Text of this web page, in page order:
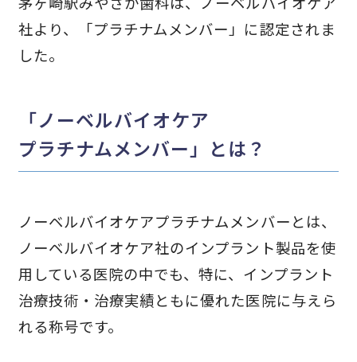
社より、「プラチナムメンバー」に認定されま
した。
「ノーベルバイオケア
プラチナムメンバー」とは？
ノーベルバイオケアプラチナムメンバーとは、
ノーベルバイオケア社のインプラント製品を使
用している医院の中でも、特に、インプラント
治療技術・治療実績ともに優れた医院に与えら
れる称号です。